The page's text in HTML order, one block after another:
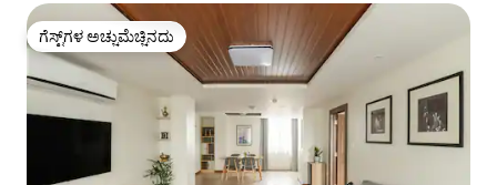
ಗೆಸ್ಟ್‌ಗಳ ಅಚ್ಚುಮೆಚ್ಚಿನದು
ಗೆಸ್ಟ್‌ಗಳ ಅಚ್ಚುಮೆಚ್ಚಿನದು